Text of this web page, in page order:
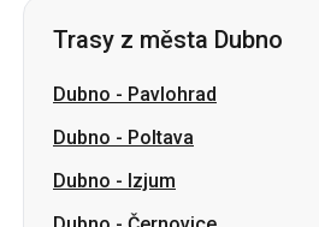
Trasy z města Dubno
Dubno - Pavlohrad
Dubno - Poltava
Dubno - Izjum